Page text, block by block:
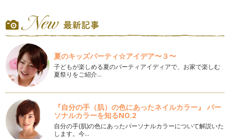
フェインその後
コーヒーからカフェインを抜いた後のコーヒー。 つまりカフ
ェインレスコーヒーは、皆さ…
カフェインレスが飲めるお店ってどこ？
私が妊娠中、一番困ったのが、「喫茶店にカフェインレスコー
ヒーがない！」ということでした。 …
るまで
夏は、冷たいコーヒーをすぐ飲みたい！！ 冷蔵庫に入ってい
て、注ぐだけで良いなんて最高！ …
夏のキッズパーティ☆アイデア〜３〜
子どもが楽しめる夏のパーティアイディアで、お家で楽しむ
夏祭りをご紹介…
『自分の手（肌）の色にあったネイルカラー』 パー
ソナルカラーを知るNO.2
自分の手(肌)の色にあったパーソナルカラーについて解説いた
します。今…